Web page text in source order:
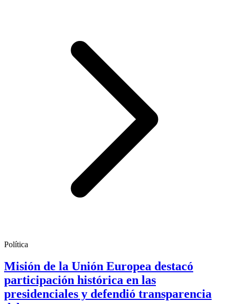
Política
Misión de la Unión Europea destacó
participación histórica en las
presidenciales y defendió transparencia